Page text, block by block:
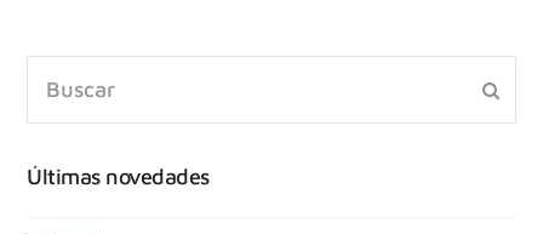
Últimas novedades